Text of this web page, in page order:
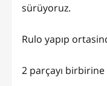
sürüyoruz.
Rulo yapıp
2 parçayı birbirine